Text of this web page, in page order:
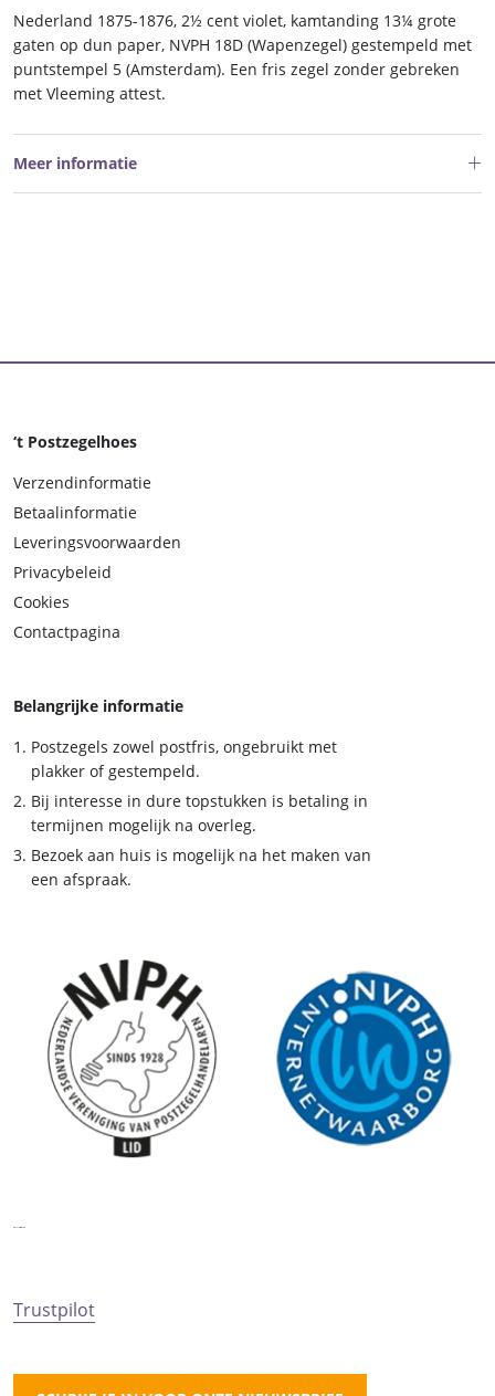
Nederland 1875-1876, 2½ cent violet, kamtanding 13¼ grote
gaten op dun paper, NVPH 18D (Wapenzegel) gestempeld met
puntstempel 5 (Amsterdam). Een fris zegel zonder gebreken
met Vleeming attest.
Meer informatie
‘t Postzegelhoes
Verzendinformatie
Betaalinformatie
Leveringsvoorwaarden
Privacybeleid
Cookies
Contactpagina
Belangrijke informatie
Postzegels zowel postfris, ongebruikt met
plakker of gestempeld.
Bij interesse in dure topstukken is betaling in
termijnen mogelijk na overleg.
Bezoek aan huis is mogelijk na het maken van
een afspraak.
Trustpilot